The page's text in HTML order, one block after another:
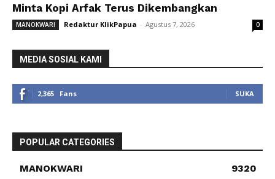
Minta Kopi Arfak Terus Dikembangkan
MANOKWARI Redaktur KlikPapua - Agustus 7, 2026 0
MEDIA SOSIAL KAMI
2,365 Fans SUKA
POPULAR CATEGORIES
MANOKWARI
9320